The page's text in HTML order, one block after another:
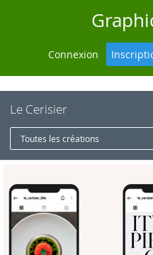
Connexion
Le Cerisier
Toutes les créations